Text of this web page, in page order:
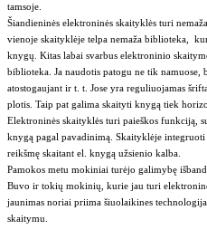
tamsoje.
Šiandieninės elektroninės skaityklės turi
vienoje skaityklėje telpa nemaža biblioteka,
knygų. Kitas labai svarbus elektroninio
biblioteka. Ja naudotis patogu ne tik namuose,
atostogaujant ir t. t. Jose yra reguliuojamas
plotis. Taip pat galima skaityti knygą tiek
Elektroninės skaityklės turi paieškos funkciją,
knygą pagal pavadinimą. Skaityklėje
reikšmę skaitant el. knygą užsienio kalba.
Pamokos metu mokiniai turėjo galimybę
Buvo ir tokių mokinių, kurie jau turi
jaunimas noriai priima šiuolaikines
skaitymu.